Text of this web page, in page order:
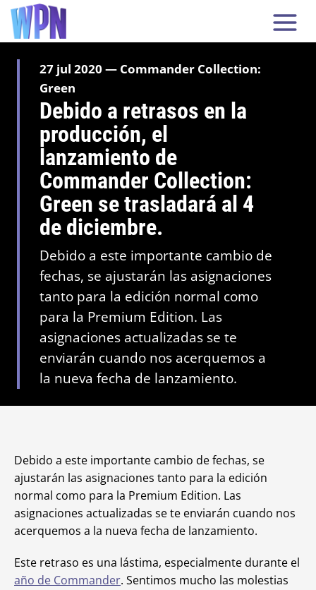
27 jul 2020 — Commander Collection:
Green
Debido a retrasos en la
producción, el
lanzamiento de
Commander Collection:
Green se trasladará al 4
de diciembre.
Debido a este importante cambio de
fechas, se ajustarán las asignaciones
tanto para la edición normal como
para la Premium Edition. Las
asignaciones actualizadas se te
enviarán cuando nos acerquemos a
la nueva fecha de lanzamiento.
Debido a este importante cambio de fechas, se
ajustarán las asignaciones tanto para la edición
normal como para la Premium Edition. Las
asignaciones actualizadas se te enviarán cuando nos
acerquemos a la nueva fecha de lanzamiento.
Este retraso es una lástima, especialmente durante el
año de Commander. Sentimos mucho las molestias